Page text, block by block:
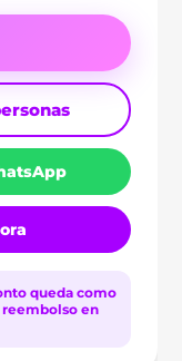
queda como
reembolso en